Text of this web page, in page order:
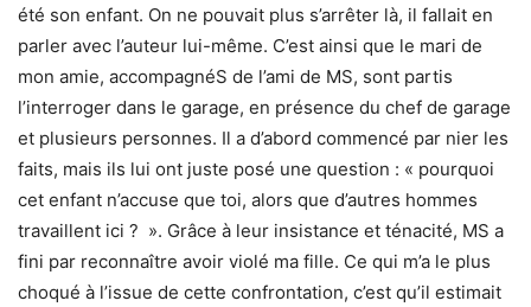
été son enfant. On ne pouvait plus s’arrêter là, il fallait en
parler avec l’auteur lui-même. C’est ainsi que le mari de
mon amie, accompagnéS de l’ami de MS, sont partis
l’interroger dans le garage, en présence du chef de garage
et plusieurs personnes. Il a d’abord commencé par nier les
faits, mais ils lui ont juste posé une question : « pourquoi
cet enfant n’accuse que toi, alors que d’autres hommes
travaillent ici ? ». Grâce à leur insistance et ténacité, MS a
fini par reconnaître avoir violé ma fille. Ce qui m’a le plus
choqué à l’issue de cette confrontation, c’est qu’il estimait